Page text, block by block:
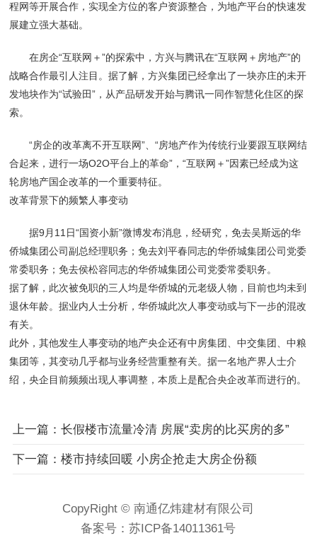
程网等开展合作，实现全方位的客户资源整合，为地产平台的快速发
展建立强大基础。
在房企“互联网＋”的探索中，方兴与腾讯在“互联网＋房地产”的
战略合作最引人注目。据了解，方兴集团已经拿出了一块亦庄的未开
发地块作为“试验田”，从产品研发开始与腾讯一同作智慧化住区的探
索。
“房企的改革离不开互联网”、“房地产作为传统行业要跟互联网结
合起来，进行一场O2O平台上的革命”，“互联网＋”因素已经成为这
轮房地产国企改革的一个重要特征。
改革背景下的频繁人事变动
据9月11日“国资小新”微博发布消息，经研究，免去吴斯远的华
侨城集团公司副总经理职务；免去刘平春同志的华侨城集团公司党委
常委职务；免去侯松容同志的华侨城集团公司党委常委职务。
据了解，此次被免职的三人均是华侨城的元老级人物，目前也均未到
退休年龄。据业内人士分析，华侨城此次人事变动或与下一步的混改
有关。
此外，其他发生人事变动的地产央企还有中房集团、中交集团、中粮
集团等，其变动几乎都与业务经营重整有关。据一名地产界人士介
绍，央企目前频频出现人事调整，本质上是配合央企改革而进行的。
上一篇：长假楼市流量冷清 房展“卖房的比买房的多”
下一篇：楼市持续回暖 小房企抢走大房企份额
CopyRight © 南通亿炜建材有限公司
备案号：苏ICP备14011361号